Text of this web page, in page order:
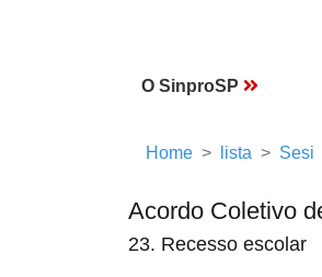
O SinproSP
Home lista Sesi
Acordo Coletivo
23. Recesso escolar